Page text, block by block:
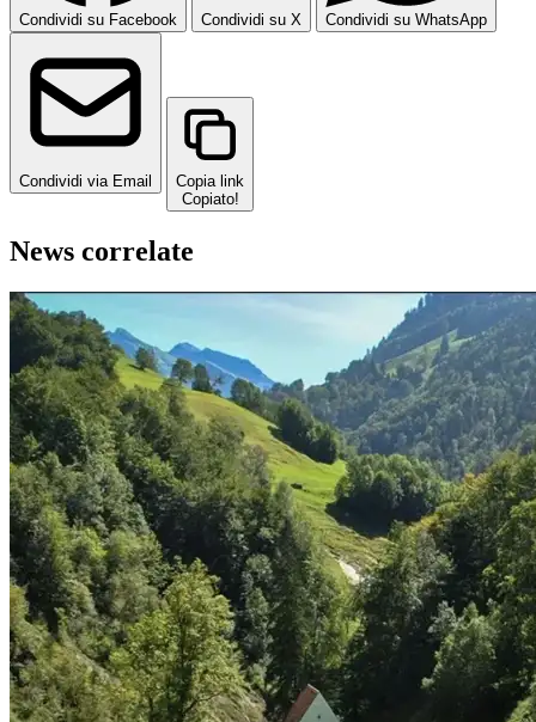
Condividi su Facebook Condividi su X Condividi su WhatsApp
Condividi via Email
Copia link
Copiato!
News correlate